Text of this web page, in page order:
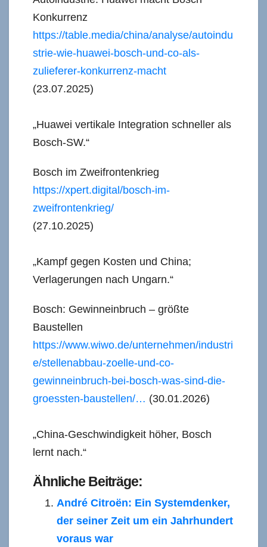
Konkurrenz
https://table.media/china/analyse/autoindu
strie-wie-huawei-bosch-und-co-als-
zulieferer-konkurrenz-macht
(23.07.2025)
„Huawei vertikale Integration schneller als
Bosch-SW.“
Bosch im Zweifrontenkrieg
https://xpert.digital/bosch-im-
zweifrontenkrieg/
(27.10.2025)
„Kampf gegen Kosten und China;
Verlagerungen nach Ungarn.“
Bosch: Gewinneinbruch – größte
Baustellen
https://www.wiwo.de/unternehmen/industri
e/stellenabbau-zoelle-und-co-
gewinneinbruch-bei-bosch-was-sind-die-
groessten-baustellen/… (30.01.2026)
„China-Geschwindigkeit höher, Bosch
lernt nach.“
Ähnliche Beiträge:
André Citroën: Ein Systemdenker,
der seiner Zeit um ein Jahrhundert
voraus war